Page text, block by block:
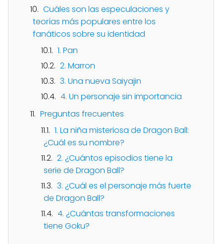
Cuáles son las especulaciones y
teorías más populares entre los
fanáticos sobre su identidad
1. Pan
2. Marron
3. Una nueva Saiyajin
4. Un personaje sin importancia
Preguntas frecuentes
1. La niña misteriosa de Dragon Ball:
¿Cuál es su nombre?
2. ¿Cuántos episodios tiene la
serie de Dragon Ball?
3. ¿Cuál es el personaje más fuerte
de Dragon Ball?
4. ¿Cuántas transformaciones
tiene Goku?